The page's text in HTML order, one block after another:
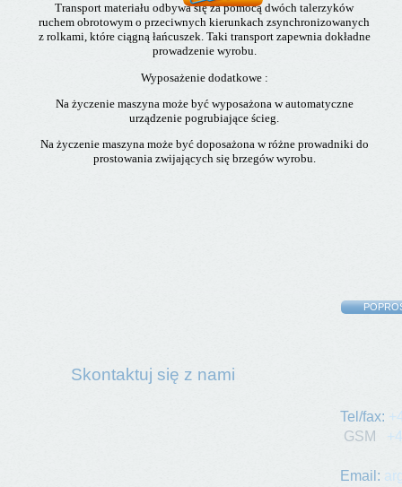
Transport materiału odbywa się za pomocą dwóch talerzyków
ruchem obrotowym o przeciwnych kierunkach zsynchronizowanych
z rolkami, które ciągną łańcuszek. Taki transport zapewnia dokładne
prowadzenie wyrobu.
Wyposażenie dodatkowe :
Na życzenie maszyna może być wyposażona w automatyczne
urządzenie pogrubiające ścieg.
Na życzenie maszyna może być doposażona w różne prowadniki do
prostowania zwijających się brzegów wyrobu.
Skontaktuj się z nami
Tel/fax:
GSM
Email: